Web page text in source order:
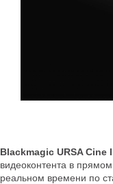
Blackmagic URSA Cine
видеоконтента в
реальном времени по